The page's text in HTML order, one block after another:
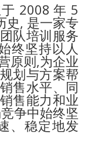
2008 年 5
史, 是一家专
队培训服务
终坚持以人
原则,为企业
划与方案帮
售水平、同
售能力和业
争中始终坚
、稳定地发